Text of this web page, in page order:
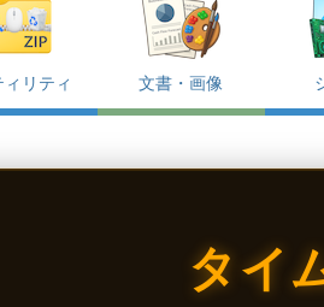
ィリティ 文書・画像
タイ